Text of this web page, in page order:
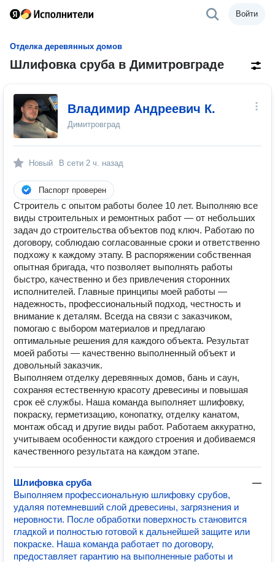
Войти
Отделка деревянных домов
Шлифовка сруба в Димитровграде
Владимир Андреевич К.
Димитровград
Новый В сети 2 ч. назад
Паспорт проверен
Строитель с опытом работы более 10 лет. Выполняю все
виды строительных и ремонтных работ — от небольших
задач до строительства объектов под ключ. Работаю по
договору, соблюдаю согласованные сроки и ответственно
подхожу к каждому этапу. В распоряжении собственная
опытная бригада, что позволяет выполнять работы
быстро, качественно и без привлечения сторонних
исполнителей. Главные принципы моей работы —
надежность, профессиональный подход, честность и
внимание к деталям. Всегда на связи с заказчиком,
помогаю с выбором материалов и предлагаю
оптимальные решения для каждого объекта. Результат
моей работы — качественно выполненный объект и
довольный заказчик.
Выполняем отделку деревянных домов, бань и саун,
сохраняя естественную красоту древесины и повышая
срок её службы. Наша команда выполняет шлифовку,
покраску, герметизацию, конопатку, отделку канатом,
монтаж обсад и другие виды работ. Работаем аккуратно,
учитываем особенности каждого строения и добиваемся
качественного результата на каждом этапе.
Шлифовка сруба
—
Выполняем профессиональную шлифовку срубов,
удаляя потемневший слой древесины, загрязнения и
неровности. После обработки поверхность становится
гладкой и полностью готовой к дальнейшей защите или
покраске. Наша команда работает по договору,
предоставляет гарантию на выполненные работы и